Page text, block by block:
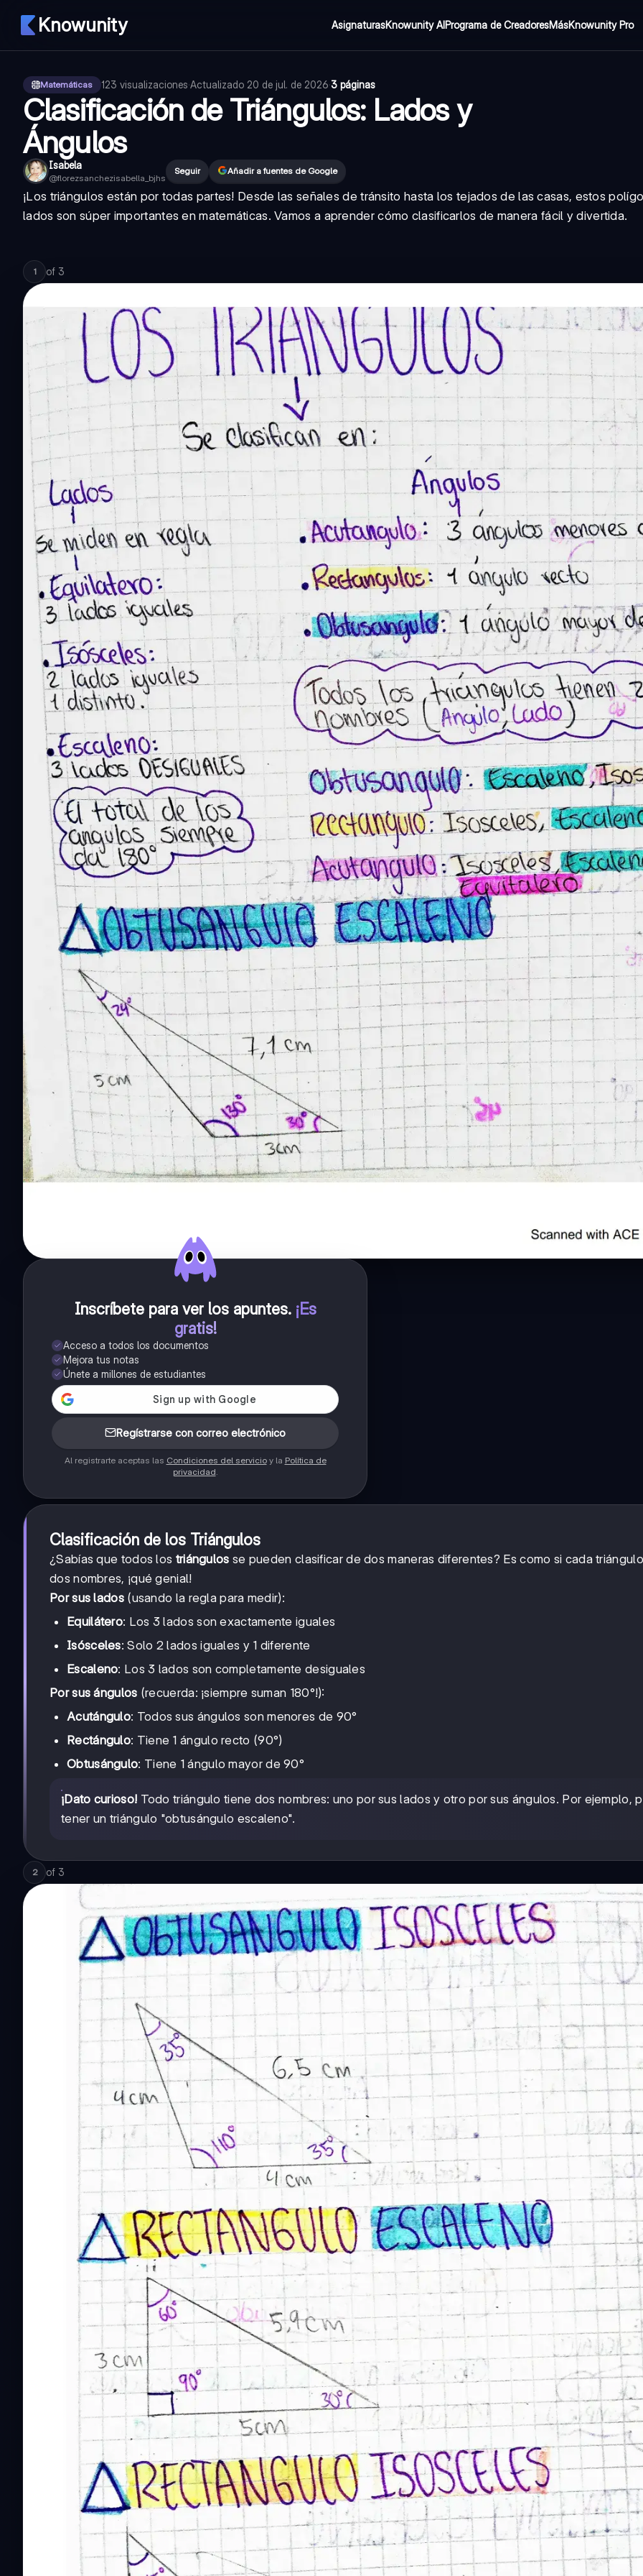
Knowunity AsignaturasKnowunity AIPrograma de CreadoresMásKnowunity Pro
Matemáticas 123 visualizaciones·Actualizado 20 de jul. de 2026·3 páginas
Clasificación de Triángulos: Lados y
Ángulos
Isabela
@florezsanchezisabella_bjhs
Seguir Añadir a fuentes de Google
¡Los triángulos están por todas partes! Desde las señales de tránsito hasta los tejados de las casas, estos
lados son súper importantes en matemáticas. Vamos a aprender cómo clasificarlos de manera fácil y divertida.
1 of 3
Inscríbete para ver los apuntes. ¡Es
gratis!
Acceso a todos los documentos
Mejora tus notas
Únete a millones de estudiantes
Regístrarse con correo electrónico
Al registrarte aceptas las Condiciones del servicioy la Política de
privacidad.
Clasificación de los Triángulos
¿Sabías que todos los triángulos se pueden clasificar de dos maneras diferentes? Es como si cada
dos nombres, ¡qué genial!
Por sus lados(usando la regla para medir):
Equilátero: Los 3 lados son exactamente iguales
Isósceles: Solo 2 lados iguales y 1 diferente
Escaleno: Los 3 lados son completamente desiguales
Por sus ángulos (recuerda: ¡siempre suman 180°!):
Acutángulo: Todos sus ángulos son menores de 90°
Rectángulo: Tiene 1 ángulo recto (90°)
Obtusángulo: Tiene 1 ángulo mayor de 90°
¡Dato curioso! Todo triángulo tiene dos nombres: uno por sus lados y otro por sus ángulos. Por ejemplo,
tener un triángulo "obtusángulo escaleno".
2 of 3